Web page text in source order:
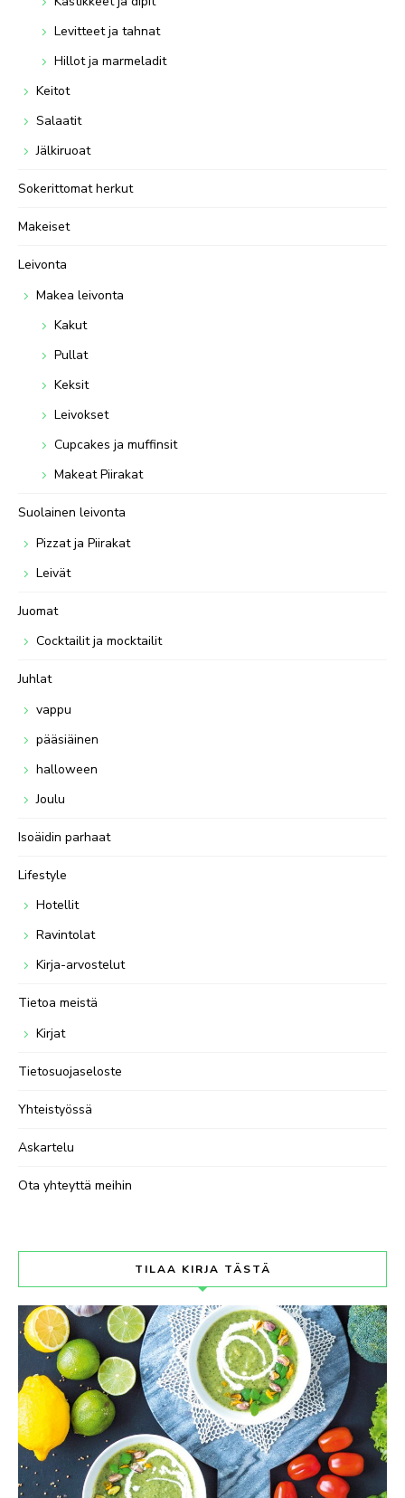
Levitteet ja tahnat
Hillot ja marmeladit
Keitot
Salaatit
Jälkiruoat
Sokerittomat herkut
Makeiset
Leivonta
Makea leivonta
Kakut
Pullat
Keksit
Leivokset
Cupcakes ja muffinsit
Makeat Piirakat
Suolainen leivonta
Pizzat ja Piirakat
Leivät
Juomat
Cocktailit ja mocktailit
Juhlat
vappu
pääsiäinen
halloween
Joulu
Isoäidin parhaat
Lifestyle
Hotellit
Ravintolat
Kirja-arvostelut
Tietoa meistä
Kirjat
Tietosuojaseloste
Yhteistyössä
Askartelu
Ota yhteyttä meihin
TILAA KIRJA TÄSTÄ